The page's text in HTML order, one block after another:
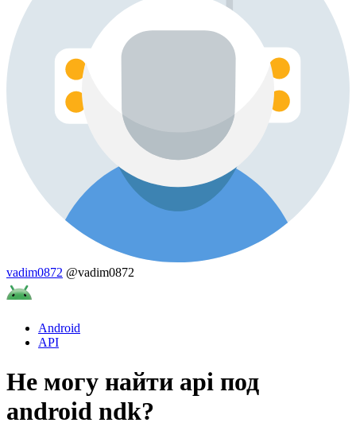
vadim0872 @vadim0872
Android
API
Не могу найти api под
android ndk?